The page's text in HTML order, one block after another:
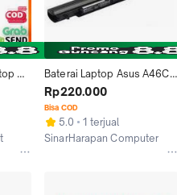
Baterai Laptop Asus A46CA
A46CB A46C A46 K46CA
K46CB K46CM A32-K56
ORI
Rp220.000
Bisa COD
5.0
1 terjual
SinarHarapan Computer